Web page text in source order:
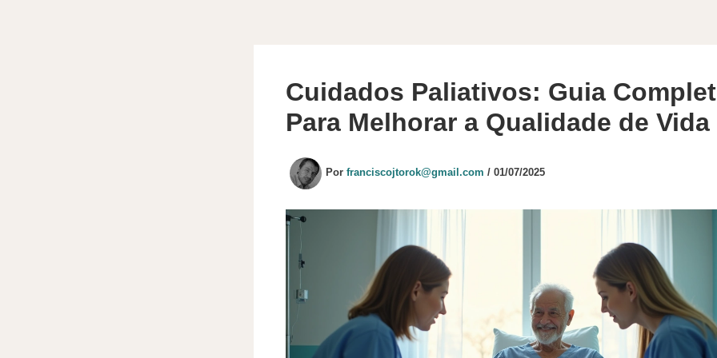
Cuidados Paliativos: Guia
Para Melhorar a Qualidade de Vida
Por franciscojtorok@gmail.com / 01/07/2025